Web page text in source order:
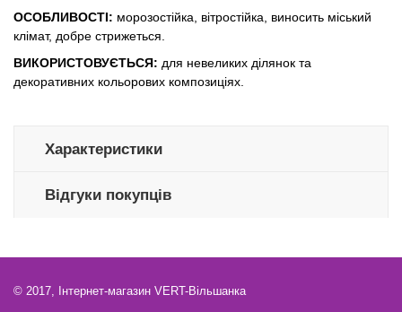
ОСОБЛИВОСТІ: морозостійка, вітростійка, виносить міський
клімат, добре стрижеться.
ВИКОРИСТОВУЄТЬСЯ: для невеликих ділянок та
декоративних кольорових композиціях.
Характеристики
Відгуки покупців
© 2017, Інтернет-магазин VERT-Вільшанка